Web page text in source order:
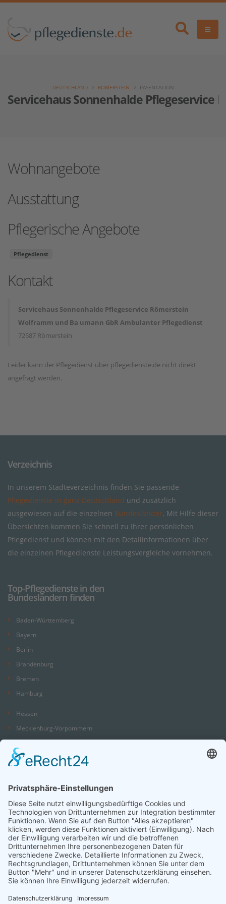
Servicehaus Sonnenhalde
DEUTSCHLAND RÖMERSTEIN PÄSENTATION
Wohnangebote
Ausstattung
Pflegerische Angebote
Pflegedienst
Kontakt
Servicehaus Sonnenhalde Pflegeservice Römerstein
Wolframm und Ba umann GbR Ambulanter Pflegedienst
72587 Römerstein
Leider kann der Pflegedienst über pflegedienste.de nicht direkt
angefragt werden.
Verzeichnis
In unserem Städteverzeichnis finden Sie passende
Pflegedienste in ganz Deutschland und zusätzlich
ausgewiesen auf die einzelnen Bundesländer. Mit Hilfe dieser
Übersichten kommen Sie schnell zu Ihrer persönlichen
Pflegedienst und können mit den Detailinformationen über
die einzelnen Pflegedienste Leistungsvergleiche vornehmen.
Top-Pflegedienste in den
Bundesländern finden
Baden-Württemberg
Bayern
Berlin
Brandenburg
Bremen
Hamburg
Hessen
Mecklenburg-Vorpommern
Nordrhein-Westfalen
Saarland
Sachsen
Sachsen-Anhalt
Schleswig-Holstein
Thüringen